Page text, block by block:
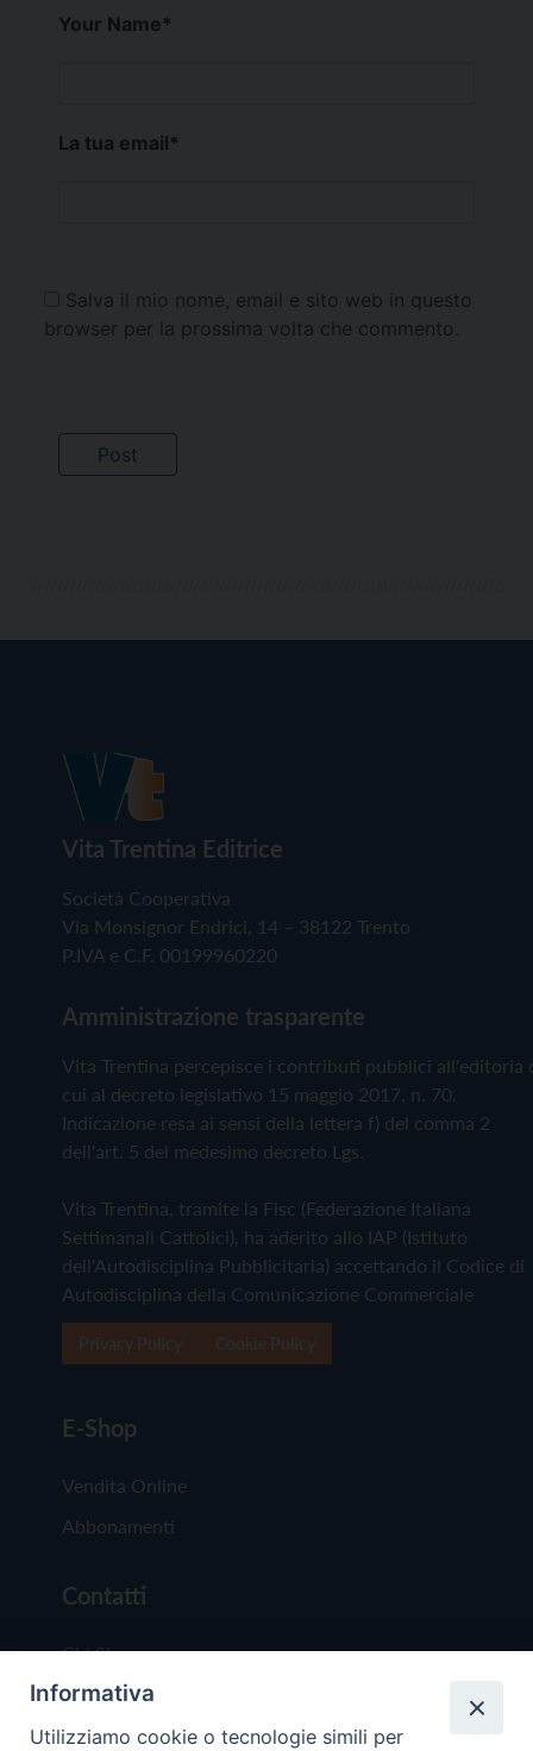
Your Name*
La tua email*
Salva il mio nome, email e sito web in questo
browser per la prossima volta che commento.
Vita Trentina Editrice
Società Cooperativa
Via Monsignor Endrici, 14 – 38122 Trento
P.IVA e C.F. 00199960220
Amministrazione trasparente
Vita Trentina percepisce i contributi pubblici all'editoria
cui al decreto legislativo 15 maggio 2017, n. 70.
Indicazione resa ai sensi della lettera f) del comma 2
dell'art. 5 del medesimo decreto Lgs.
Vita Trentina, tramite la Fisc (Federazione Italiana
Settimanali Cattolici), ha aderito allo IAP (Istituto
dell'Autodisciplina Pubblicitaria) accettando il Codice di
Autodisciplina della Comunicazione Commerciale
E-Shop
Vendita Online
Abbonamenti
Contatti
Chi Siamo
Redazione
Scrivici
Informativa
Utilizziamo cookie o tecnologie simili per